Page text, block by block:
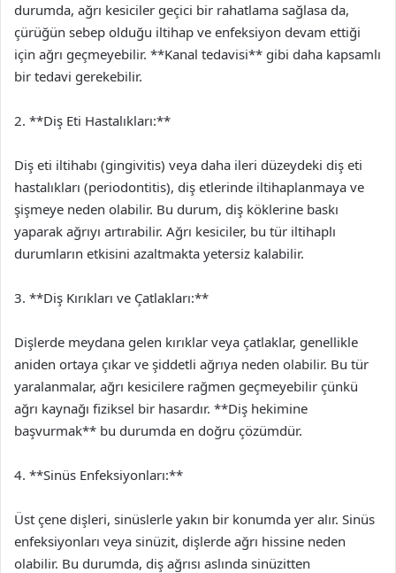
durumda, ağrı kesiciler geçici bir rahatlama sağlasa da,
çürüğün sebep olduğu iltihap ve enfeksiyon devam ettiği
için ağrı geçmeyebilir. **Kanal tedavisi** gibi daha kapsamlı
bir tedavi gerekebilir.
2. **Diş Eti Hastalıkları:**
Diş eti iltihabı (gingivitis) veya daha ileri düzeydeki diş eti
hastalıkları (periodontitis), diş etlerinde iltihaplanmaya ve
şişmeye neden olabilir. Bu durum, diş köklerine baskı
yaparak ağrıyı artırabilir. Ağrı kesiciler, bu tür iltihaplı
durumların etkisini azaltmakta yetersiz kalabilir.
3. **Diş Kırıkları ve Çatlakları:**
Dişlerde meydana gelen kırıklar veya çatlaklar, genellikle
aniden ortaya çıkar ve şiddetli ağrıya neden olabilir. Bu tür
yaralanmalar, ağrı kesicilere rağmen geçmeyebilir çünkü
ağrı kaynağı fiziksel bir hasardır. **Diş hekimine
başvurmak** bu durumda en doğru çözümdür.
4. **Sinüs Enfeksiyonları:**
Üst çene dişleri, sinüslerle yakın bir konumda yer alır. Sinüs
enfeksiyonları veya sinüzit, dişlerde ağrı hissine neden
olabilir. Bu durumda, diş ağrısı aslında sinüzitten